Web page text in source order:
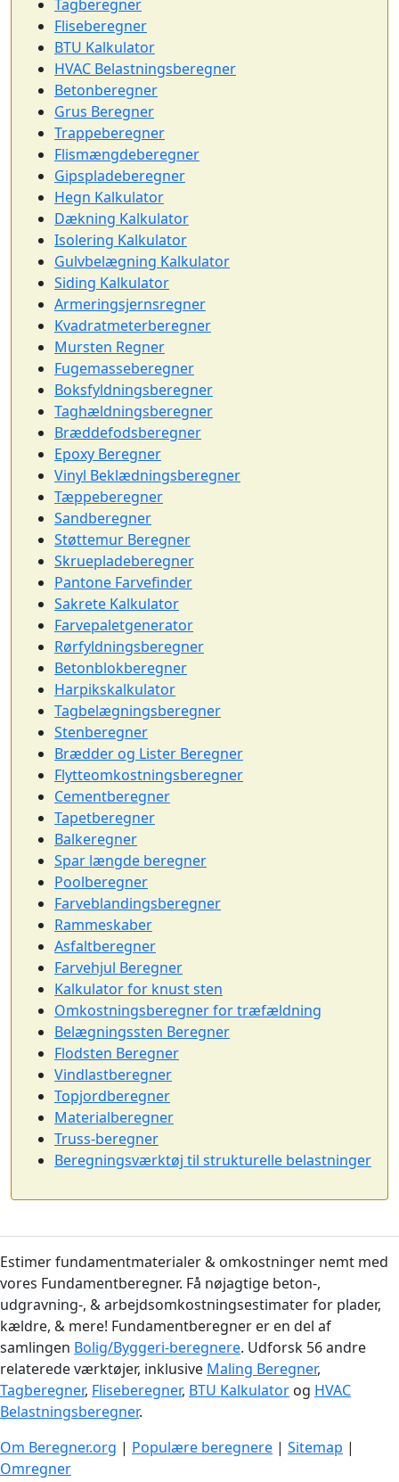
Tagberegner
Fliseberegner
BTU Kalkulator
HVAC Belastningsberegner
Betonberegner
Grus Beregner
Trappeberegner
Flismængdeberegner
Gipspladeberegner
Hegn Kalkulator
Dækning Kalkulator
Isolering Kalkulator
Gulvbelægning Kalkulator
Siding Kalkulator
Armeringsjernsregner
Kvadratmeterberegner
Mursten Regner
Fugemasseberegner
Boksfyldningsberegner
Taghældningsberegner
Bræddefodsberegner
Epoxy Beregner
Vinyl Beklædningsberegner
Tæppeberegner
Sandberegner
Støttemur Beregner
Skruepladeberegner
Pantone Farvefinder
Sakrete Kalkulator
Farvepaletgenerator
Rørfyldningsberegner
Betonblokberegner
Harpikskalkulator
Tagbelægningsberegner
Stenberegner
Brædder og Lister Beregner
Flytteomkostningsberegner
Cementberegner
Tapetberegner
Balkeregner
Spar længde beregner
Poolberegner
Farveblandingsberegner
Rammeskaber
Asfaltberegner
Farvehjul Beregner
Kalkulator for knust sten
Omkostningsberegner for træfældning
Belægningssten Beregner
Flodsten Beregner
Vindlastberegner
Topjordberegner
Materialberegner
Truss-beregner
Beregningsværktøj til strukturelle belastninger
Estimer fundamentmaterialer & omkostninger nemt med
vores Fundamentberegner. Få nøjagtige beton-,
udgravning-, & arbejdsomkostningsestimater for plader,
kældre, & mere! Fundamentberegner er en del af
samlingen Bolig/Byggeri-beregnere. Udforsk 56 andre
relaterede værktøjer, inklusive Maling Beregner,
Tagberegner, Fliseberegner, BTU Kalkulator og HVAC
Belastningsberegner.
Om Beregner.org | Populære beregnere | Sitemap |
Omregner